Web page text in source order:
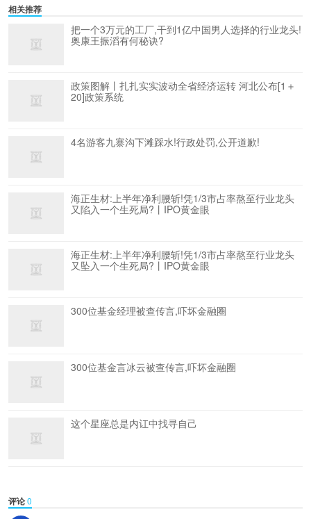
相关推荐
把一个3万元的工厂,干到1亿中国男人选择的行业龙头!
奥康王振滔有何秘诀?
政策图解丨扎扎实实波动全省经济运转 河北公布[1＋
20]政策系统
4名游客九寨沟下滩踩水!行政处罚,公开道歉!
海正生材:上半年净利腰斩!凭1/3市占率熬至行业龙头
又陷入一个生死局?丨IPO黄金眼
海正生材:上半年净利腰斩!凭1/3市占率熬至行业龙头
又坠入一个生死局?丨IPO黄金眼
300位基金经理被查传言,吓坏金融圈
300位基金言冰云被查传言,吓坏金融圈
这个星座总是内讧中找寻自己
评论0